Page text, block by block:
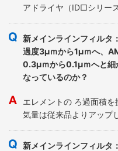
アドライヤ（ID□シリー
新メインラインフィルタ
過度3μｍから1μｍへ、
0.3μｍから0.1μｍへと細
なっているのか？
エレメントの ろ過面積
気量は従来品よりアップ
新メインラインフィルタ